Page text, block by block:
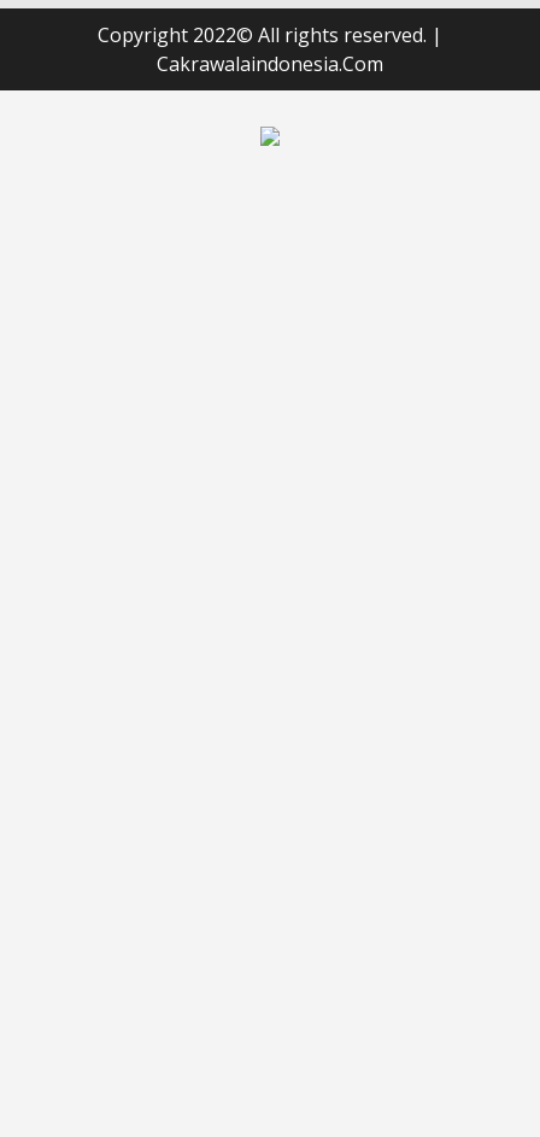
Copyright 2022© All rights reserved. |
Cakrawalaindonesia.Com